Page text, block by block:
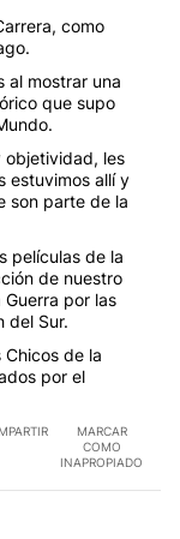
como
al mostrar una
que supo
objetividad, les
estuvimos allí y
son parte de la
películas de la
de nuestro
por las
del Sur.
de la
por el
MARCAR
COMO
INAPROPIADO